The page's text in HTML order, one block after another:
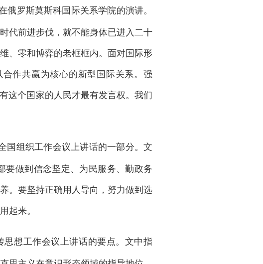
俄罗斯莫斯科国际关系学院的演讲。
代前进步伐，就不能身体已进入二十
、零和博弈的老框框内。面对国际形
作共赢为核心的新型国际关系。强
这个国家的人民才最有发言权。我们
国组织工作会议上讲话的一部分。文
要做到信念坚定、为民服务、勤政务
。要坚持正确用人导向，努力做到选
起来。
思想工作会议上讲话的要点。文中指